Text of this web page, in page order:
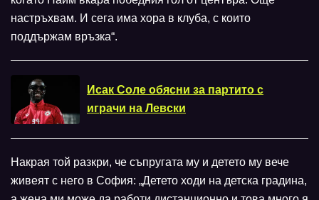
настръхвам. И сега има хора в клуба, с които
поддържам връзка“.
Исак Соле обясни за партито с
играчи на Левски
Накрая той разкри, че съпругата му и детето му вече
живеят с него в София: „Детето ходи на детска градина,